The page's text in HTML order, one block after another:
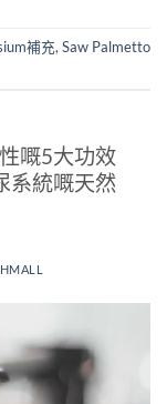
補充,Saw Palmetto
嘅5大功效
系統嘅天然